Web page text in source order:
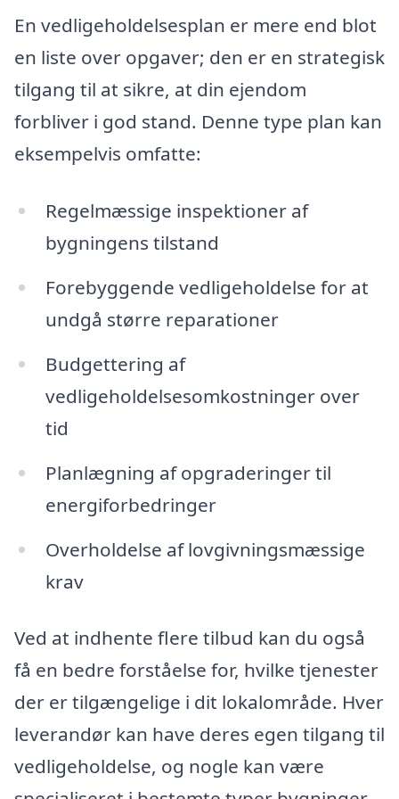
En vedligeholdelsesplan er mere end blot
en liste over opgaver; den er en strategisk
tilgang til at sikre, at din ejendom
forbliver i god stand. Denne type plan kan
eksempelvis omfatte:
Regelmæssige inspektioner af
bygningens tilstand
Forebyggende vedligeholdelse for at
undgå større reparationer
Budgettering af
vedligeholdelsesomkostninger over
tid
Planlægning af opgraderinger til
energiforbedringer
Overholdelse af lovgivningsmæssige
krav
Ved at indhente flere tilbud kan du også
få en bedre forståelse for, hvilke tjenester
der er tilgængelige i dit lokalområde. Hver
leverandør kan have deres egen tilgang til
vedligeholdelse, og nogle kan være